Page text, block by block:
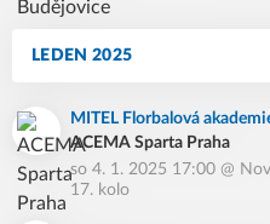
LEDEN 2025
MITEL Florbalová
ACEMA Sparta Praha
so 4. 1. 2025 17:00 @
17. kolo